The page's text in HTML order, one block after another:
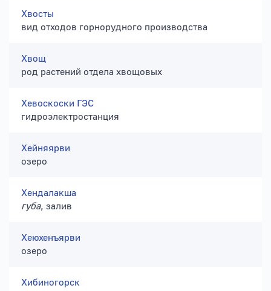
Хвосты
вид отходов горнорудного производства
Хвощ
род растений отдела хвощовых
Хевоскоски ГЭС
гидроэлектростанция
Хейняярви
озеро
Хендалакша
губа, залив
Хеюхенъярви
озеро
Хибиногорск